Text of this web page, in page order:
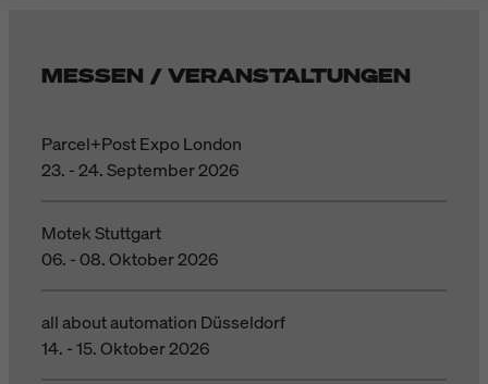
MESSEN / VERANSTALTUNGEN
Parcel+Post Expo London
23. - 24. September 2026
Motek Stuttgart
06. - 08. Oktober 2026
all about automation Düsseldorf
14. - 15. Oktober 2026